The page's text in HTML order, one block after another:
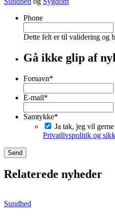
Phone
Dette felt er til validering og
Gå ikke glip af
Fornavn*
E-mail*
Samtykke*
Ja tak, jeg vil
Privatlivspolitik og
Relaterede nyheder
Sundhed